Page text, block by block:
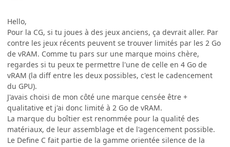
Hello,
Pour la CG, si tu joues à des jeux anciens, ça devrait aller. Par
contre les jeux récents peuvent se trouver limités par les 2 Go
de vRAM. Comme tu pars sur une marque moins chère,
regardes si tu peux te permettre l'une de celle en 4 Go de
vRAM (la diff entre les deux possibles, c'est le cadencement
du GPU).
J'avais choisi de mon côté une marque censée être +
qualitative et j'ai donc limité à 2 Go de vRAM.
La marque du boîtier est renommée pour la qualité des
matériaux, de leur assemblage et de l'agencement possible.
Le Define C fait partie de la gamme orientée silence de la